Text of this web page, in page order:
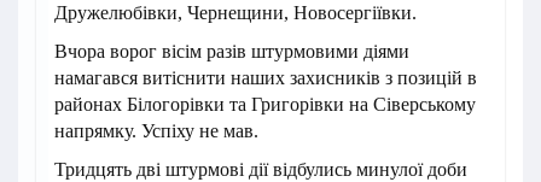
Дружелюбівки, Чернещини, Новосергіївки.
Вчора ворог вісім разів штурмовими діями
намагався витіснити наших захисників з позицій в
районах Білогорівки та Григорівки на Сіверському
напрямку. Успіху не мав.
Тридцять дві штурмові дії відбулись минулої доби